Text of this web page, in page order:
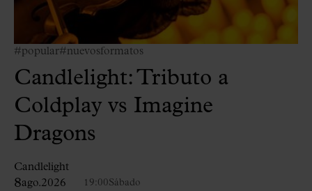
#popular#nuevosformatos
Candlelight: Tributo a
Coldplay vs Imagine
Dragons
Candlelight
8ago.2026 19:00Sábado